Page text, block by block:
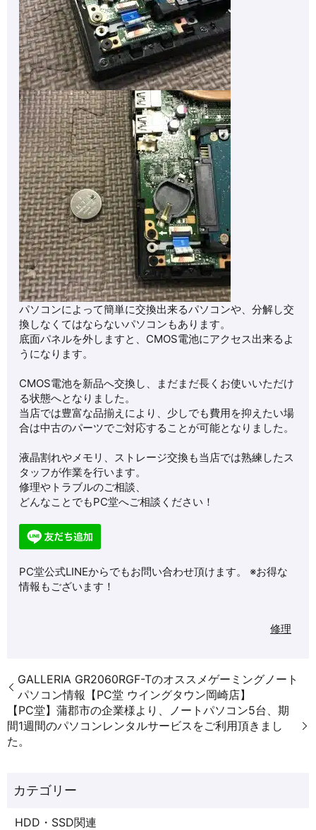
パソコンによって簡単に交換出来るパソコンや、分解し交
換しなくてはならないパソコンもあります。
底面パネルを外しますと、CMOS電池にアクセス出来るよ
うになります。
CMOS電池を新品へ交換し、まだまだ長くお使いいただけ
る状態へとなりました。
当店では豊富な品揃えにより、少しでも費用を抑えたい場
合は中古のパーツでご対応することが可能となりました。
液晶割れやメモリ、ストレージ交換も当店では熟練したス
タッフが作業を行います。
修理やトラブルのご相談、
どんなことでもPC堂へご相談ください！
PC堂公式LINEからでもお問い合わせ頂けます。 ※お得な
情報もございます！
修理
GALLERIA GR2060RGF-Tのオススメゲーミングノート
パソコン情報【PC堂 ウイングタウン岡崎店】
【PC堂】蒲郡市の企業様より、ノートパソコン5台、期
間1週間のパソコンレンタルサービスをご利用頂きまし
た。
HDD・SSD関連